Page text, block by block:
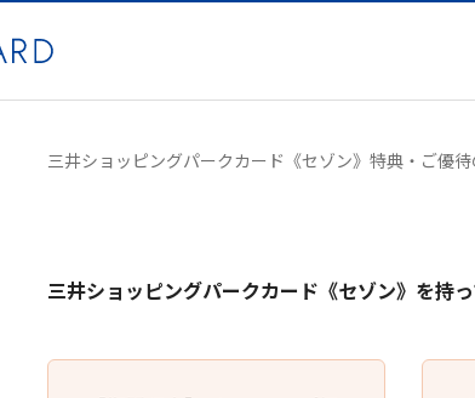
三井ショッピングパークカード《セゾン》特典・ご優待
三井ショッピングパークカード《セゾン》を持